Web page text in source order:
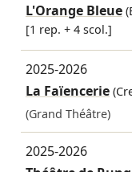
L'Orange Bleue
[1 rep. + 4 scol.]
2025-2026
La Faïencerie
(Grand Théâtre)
2025-2026